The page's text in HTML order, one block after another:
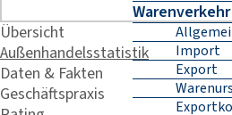
Import
Export
Übersicht
Außenhandelsstatistik
Daten & Fakten
Geschäftspraxis